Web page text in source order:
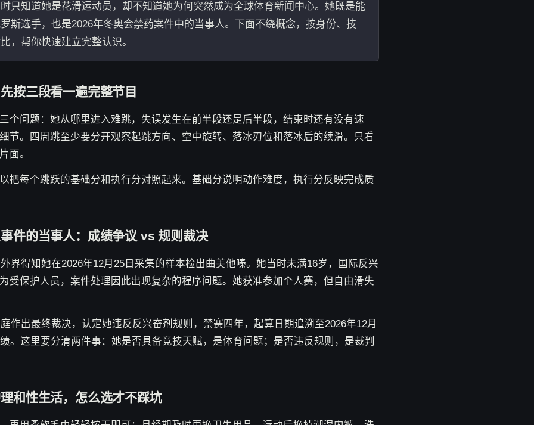
只知道她是花滑运动员，却不知道她为何突然成为全球体育新闻中心。她既是能
斯选手，也是2026年冬奥会禁药案件中的当事人。下面不绕概念，按身份、技
，帮你快速建立完整认识。
按三段看一遍完整节目
个问题：她从哪里进入难跳，失误发生在前半段还是后半段，结束时还有没有速
节。四周跳至少要分开观察起跳方向、空中旋转、落冰刃位和落冰后的续滑。只看
面。
把每个跳跃的基础分和执行分对照起来。基础分说明动作难度，执行分反映完成质
件的当事人：成绩争议 vs 规则裁决
界得知她在2026年12月25日采集的样本检出曲美他嗪。她当时未满16岁，国际反兴
受保护人员，案件处理因此出现复杂的程序问题。她获准参加个人赛，但自由滑失
作出最终裁决，认定她违反反兴奋剂规则，禁赛四年，起算日期追溯至2026年12月
。这里要分清两件事：她是否具备竞技天赋，是体育问题；是否违反规则，是裁判
和性生活，怎么选才不踩坑